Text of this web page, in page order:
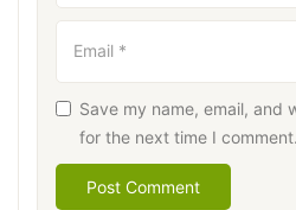
Email *
Save my name, email, and
for the next time I comment.